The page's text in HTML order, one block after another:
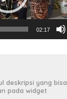
02:17
deskripsi yang bisa
pada widget